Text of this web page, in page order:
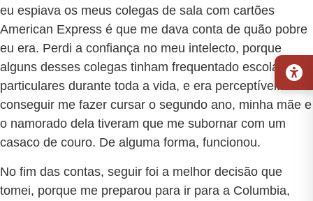
eu espiava os meus colegas de sala com cartões
American Express é que me dava conta de quão pobre
eu era. Perdi a confiança no meu intelecto, porque
alguns desses colegas tinham frequentado escolas
particulares durante toda a vida, e era perceptível. Para
conseguir me fazer cursar o segundo ano, minha mãe e
o namorado dela tiveram que me subornar com um
casaco de couro. De alguma forma, funcionou.
No fim das contas, seguir foi a melhor decisão que
tomei, porque me preparou para ir para a Columbia,